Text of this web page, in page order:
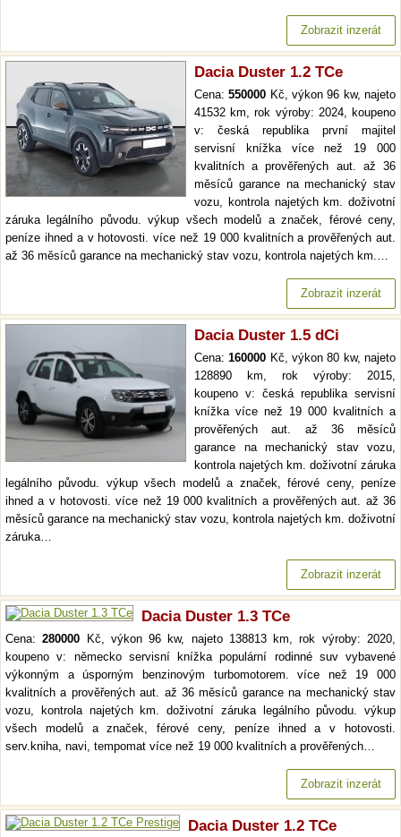
Zobrazit inzerát
Dacia Duster 1.2 TCe
Cena:550000 Kč, výkon 96 kw, najeto
41532 km, rok výroby: 2024, koupeno
v: česká republika první majitel
servisní knížka více než 19 000
kvalitních a prověřených aut. až 36
měsíců garance na mechanický stav
vozu, kontrola najetých km. doživotní
záruka legálního původu. výkup všech modelů a značek, férové ceny,
peníze ihned a v hotovosti. více než 19 000 kvalitních a prověřených aut.
až 36 měsíců garance na mechanický stav vozu, kontrola najetých km.…
Zobrazit inzerát
Dacia Duster 1.5 dCi
Cena:160000 Kč, výkon 80 kw, najeto
128890 km, rok výroby: 2015,
koupeno v: česká republika servisní
knížka více než 19 000 kvalitních a
prověřených aut. až 36 měsíců
garance na mechanický stav vozu,
kontrola najetých km. doživotní záruka
legálního původu. výkup všech modelů a značek, férové ceny, peníze
ihned a v hotovosti. více než 19 000 kvalitních a prověřených aut. až 36
měsíců garance na mechanický stav vozu, kontrola najetých km. doživotní
záruka…
Zobrazit inzerát
Dacia Duster 1.3 TCe
Cena:280000 Kč, výkon 96 kw, najeto 138813 km, rok výroby: 2020,
koupeno v: německo servisní knížka populární rodinné suv vybavené
výkonným a úsporným benzinovým turbomotorem. více než 19 000
kvalitních a prověřených aut. až 36 měsíců garance na mechanický stav
vozu, kontrola najetých km. doživotní záruka legálního původu. výkup
všech modelů a značek, férové ceny, peníze ihned a v hotovosti.
serv.kniha, navi, tempomat více než 19 000 kvalitních a prověřených…
Zobrazit inzerát
Dacia Duster 1.2 TCe